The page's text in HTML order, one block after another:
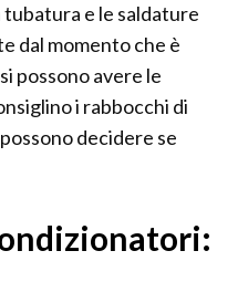
e le saldature
dal momento che è
possono avere le
i rabbocchi di
decidere se